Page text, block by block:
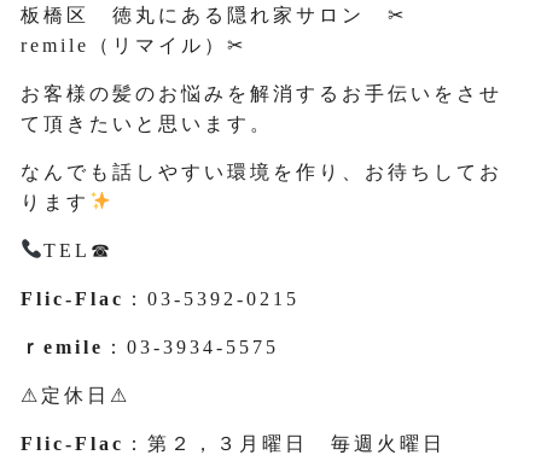
板橋区 徳丸にある隠れ家サロン ✂
remile（リマイル）✂
お客様の髪のお悩みを解消するお手伝いをさせ
て頂きたいと思います。
なんでも話しやすい環境を作り、お待ちしてお
ります
TEL☎
Flic-Flac ：03-5392-0215
ｒemile ：03-3934-5575
⚠定休日⚠
Flic-Flac ：第２，３月曜日 毎週火曜日